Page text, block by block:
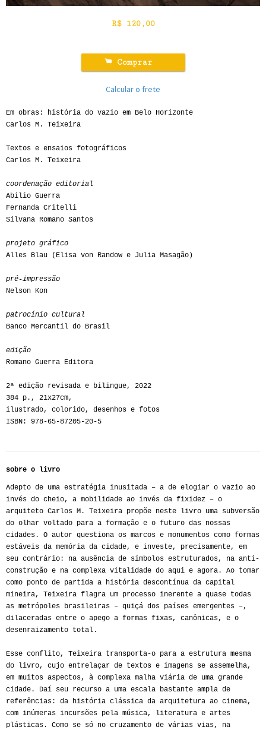
R$ 120,00
. Comprar
Calcular o frete
Em obras: história do vazio em Belo Horizonte
Carlos M. Teixeira
Textos e ensaios fotográficos
Carlos M. Teixeira
coordenação editorial
Abilio Guerra
Fernanda Critelli
Silvana Romano Santos
projeto gráfico
Alles Blau (Elisa von Randow e Julia Masagão)
pré-impressão
Nelson Kon
patrocínio cultural
Banco Mercantil do Brasil
edição
Romano Guerra Editora
2ª edição revisada e bilingue, 2022
384 p., 21x27cm,
ilustrado, colorido, desenhos e fotos
ISBN: 978-65-87205-20-5
sobre o livro
Adepto de uma estratégia inusitada – a de elogiar o vazio ao
invés do cheio, a mobilidade ao invés da fixidez – o
arquiteto Carlos M. Teixeira propõe neste livro uma subversão
do olhar voltado para a formação e o futuro das nossas
cidades. O autor questiona os marcos e monumentos como formas
estáveis da memória da cidade, e investe, precisamente, em
seu contrário: na ausência de símbolos estruturados, na anti-
construção e na complexa vitalidade do aqui e agora. Ao tomar
como ponto de partida a história descontínua da capital
mineira, Teixeira flagra um processo inerente a quase todas
as metrópoles brasileiras – quiçá dos países emergentes –,
dilaceradas entre o apego a formas fixas, canônicas, e o
desenraizamento total.
Esse conflito, Teixeira transporta-o para a estrutura mesma
do livro, cujo entrelaçar de textos e imagens se assemelha,
em muitos aspectos, à complexa malha viária de uma grande
cidade. Daí seu recurso a uma escala bastante ampla de
referências: da história clássica da arquitetura ao cinema,
com inúmeras incursões pela música, literatura e artes
plásticas. Como se só no cruzamento de várias vias, na